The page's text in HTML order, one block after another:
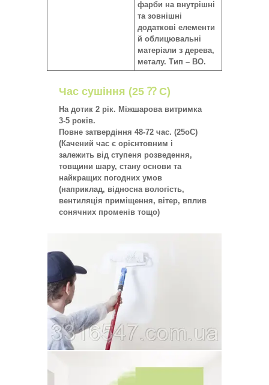
фарби на внутрішні
та зовнішні
додаткові елементи
й облицювальні
матеріали з дерева,
металу. Тип – ВО.
Час сушіння (25 ⁇ C)
На дотик 2 рік. Міжшарова витримка
3-5 років.
Повне затвердіння 48-72 час. (25oC)
(Качений час є орієнтовним і
залежить від ступеня розведення,
товщини шару, стану основи та
найкращих погодних умов
(наприклад, відносна вологість,
вентиляція приміщення, вітер, вплив
сонячних променів тощо)